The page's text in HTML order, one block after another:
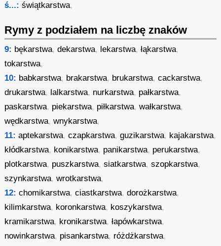
ś...: świątkarstwa,
Rymy z podziałem na liczbę znaków
9: bękarstwa,dekarstwa, lekarstwa,łąkarstwa,
tokarstwa,
10: babkarstwa, brakarstwa, brukarstwa,cackarstwa,
drukarstwa, lalkarstwa, nurkarstwa, pałkarstwa,
paskarstwa, piekarstwa, piłkarstwa,wałkarstwa,
wędkarstwa,wnykarstwa,
11: aptekarstwa,czapkarstwa,guzikarstwa, kajakarstwa,
kłódkarstwa, konikarstwa, panikarstwa, perukarstwa,
plotkarstwa, puszkarstwa,siatkarstwa,szopkarstwa,
szynkarstwa,wrotkarstwa,
12: chomikarstwa,ciastkarstwa,dorożkarstwa,
kilimkarstwa, koronkarstwa, koszykarstwa,
kramikarstwa, kronikarstwa,łapówkarstwa,
nowinkarstwa, pisankarstwa, różdżkarstwa,